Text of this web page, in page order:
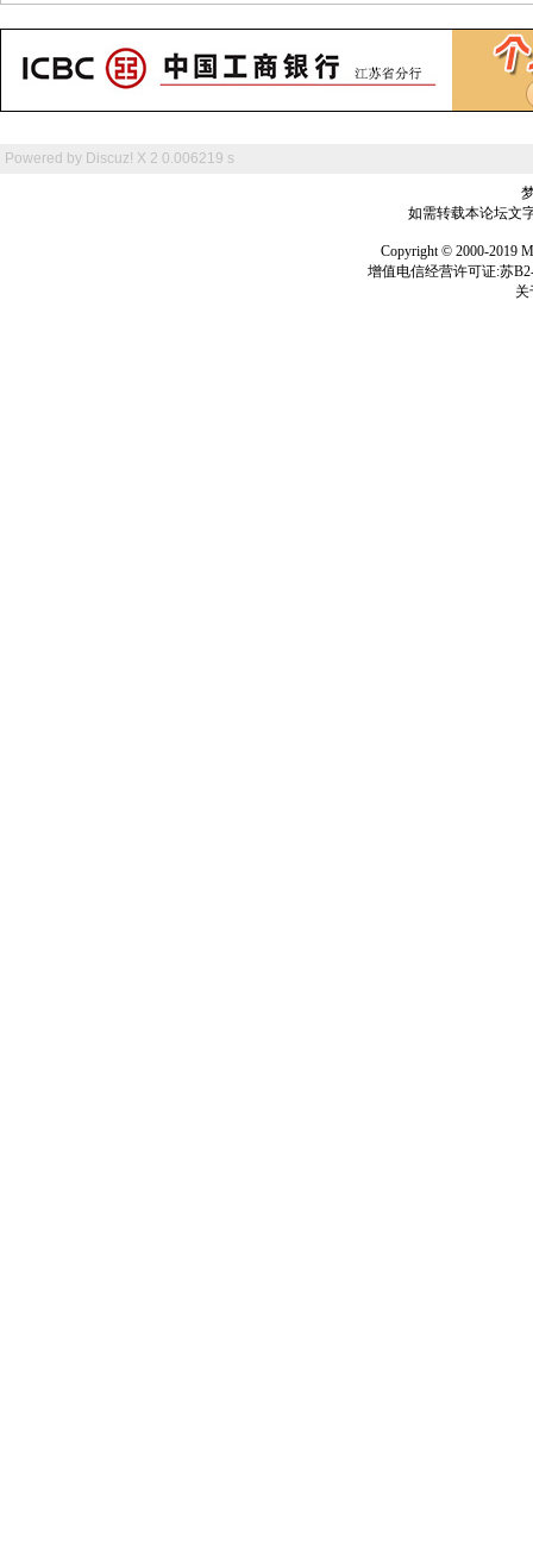
Powered by Discuz! X 2 0.006219 s
如需转载本论坛文
Copyright © 2000-2019
增值电信经营许可证:苏
关